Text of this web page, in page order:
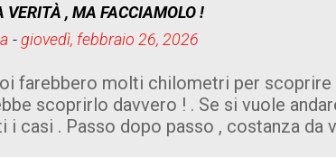
sono messi proprio male se con
le sorti di un Paese che non da
un voto valido e che possa
Ci saranno sempre litigi e
, MA FACCIAMOLO !
-giovedì, febbraio 26, 2026
farebbero molti chilometri per
scoprirlo davvero ! . Se si vuole
casi . Passo dopo passo , costanza da